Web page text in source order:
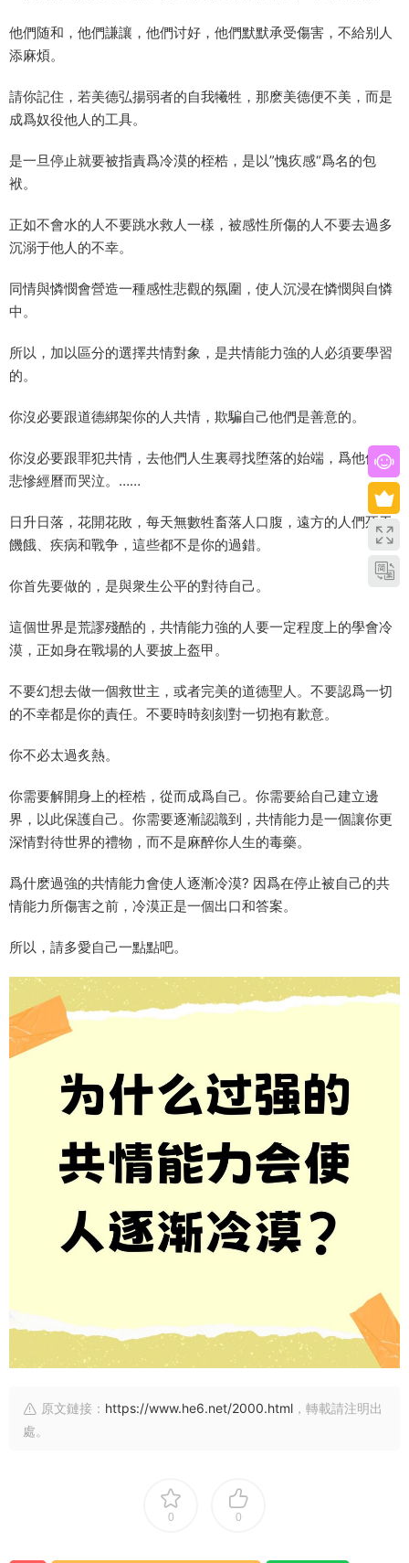
他們随和，他們謙讓，他們讨好，他們默默承受傷害，不給别人
添麻煩。
請你記住，若美德弘揚弱者的自我犧牲，那麽美德便不美，而是
成爲奴役他人的工具。
是一旦停止就要被指責爲冷漠的桎梏，是以”愧疚感“爲名的包
袱。
正如不會水的人不要跳水救人一樣，被感性所傷的人不要去過多
沉溺于他人的不幸。
同情與憐憫會營造一種感性悲觀的氛圍，使人沉浸在憐憫與自憐
中。
所以，加以區分的選擇共情對象，是共情能力強的人必須要學習
的。
你沒必要跟道德綁架你的人共情，欺騙自己他們是善意的。
你沒必要跟罪犯共情，去他們人生裏尋找堕落的始端，爲他們的
悲慘經曆而哭泣。……
日升日落，花開花敗，每天無數牲畜落人口腹，遠方的人們死于
饑餓、疾病和戰争，這些都不是你的過錯。
你首先要做的，是與衆生公平的對待自己。
這個世界是荒謬殘酷的，共情能力強的人要一定程度上的學會冷
漠，正如身在戰場的人要披上盔甲。
不要幻想去做一個救世主，或者完美的道德聖人。不要認爲一切
的不幸都是你的責任。不要時時刻刻對一切抱有歉意。
你不必太過炙熱。
你需要解開身上的桎梏，從而成爲自己。你需要給自己建立邊
界，以此保護自己。你需要逐漸認識到，共情能力是一個讓你更
深情對待世界的禮物，而不是麻醉你人生的毒藥。
爲什麽過強的共情能力會使人逐漸冷漠? 因爲在停止被自己的共
情能力所傷害之前，冷漠正是一個出口和答案。
所以，請多愛自己一點點吧。
原文鏈接： https://www.he6.net/2000.html ，轉載請注明出
處。
0 0